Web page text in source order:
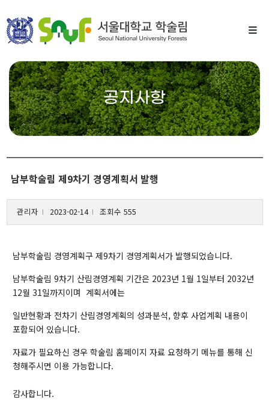
공지사항
남부학술림 제9차기 경영계획서 발행
관리자 2023-02-14 조회수 555
남부학술림 경영계획구 제9차기 경영계획서가 발행되었습니다.
남부학술림 9차기 산림경영계획 기간은 2023년 1월 1일부터 2032년
12월 31일까지이며 계획서에는
일반현황과 전차기 산림경영계획의 성과분석, 향후 사업계획 내용이
포함되어 있습니다.
자료가 필요하신 경우 학술림 홈페이지 자료 요청하기 메뉴를 통해 신
청해주시면 이용 가능합니다.
감사합니다.
학술림안내
연혁
역대 학술림장
조직도
주요활동
연구
교육
산림관리